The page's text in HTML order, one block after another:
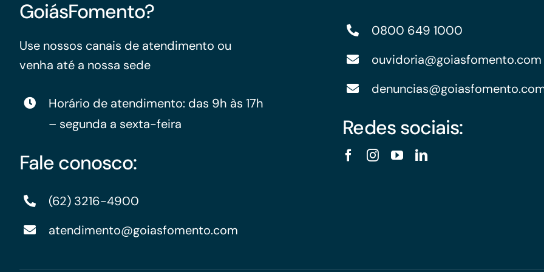
GoiásFomento?
Use nossos canais de atendimento ou
venha até a nossa sede
Horário de atendimento: das 9h às 17h
– segunda a sexta-feira
Fale conosco:
(62) 3216-4900
atendimento@goiasfomento.com
0800 649 1000
ouvidoria@goiasfomento.com
Redes sociais: